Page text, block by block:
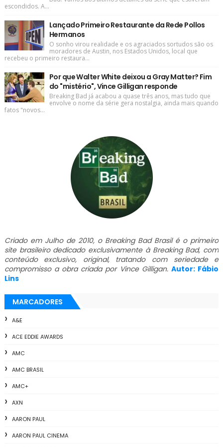
escondidos. A...
Lançado Primeiro Restaurante da Rede Pollos
Hermanos
O sonho virou realidade e os agraciados sortudos são os
moradores de Austin, nos Estados Unidos, local que
recebeu o primeiro restaura...
Por que Walter White deixou a Gray Matter? Fim
do "mistério", Vince Gilligan responde
Breaking Bad já acabou a quase três anos, mas tudo que
envolve o nome da série gera nostalgia, ainda mais quando
fatos "novos...
Criado em Julho de 2010, o Breaking Bad Brasil é o primeiro
site brasileiro dedicado exclusivamente à Breaking Bad, com
conteúdo exclusivo, original, tratando com seriedade e
compromisso a obra criada por Vince Gilligan. Autor: Fábio
Lins
MARCADORES
A&E
ACE EDDIE AWARDS
AMC
AMC BRASIL
AMC+
AXN
AARON PAUL
AARON PAUL CINEMA